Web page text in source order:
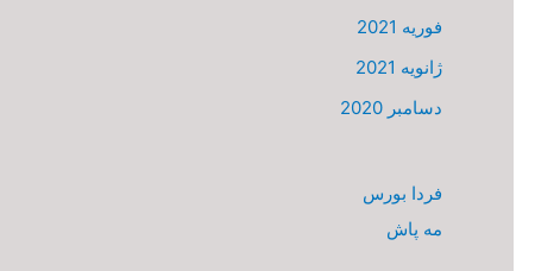
فوریه 2021
ژانویه 2021
دسامبر 2020
فردا بورس
مه پاش